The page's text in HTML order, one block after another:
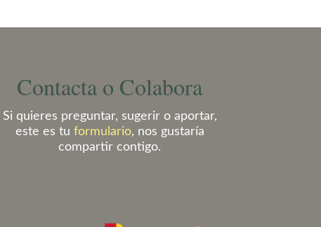
Contacta o Colabora
Si quieres preguntar, sugerir o aportar,
este es tu formulario, nos gustaría
compartir contigo.